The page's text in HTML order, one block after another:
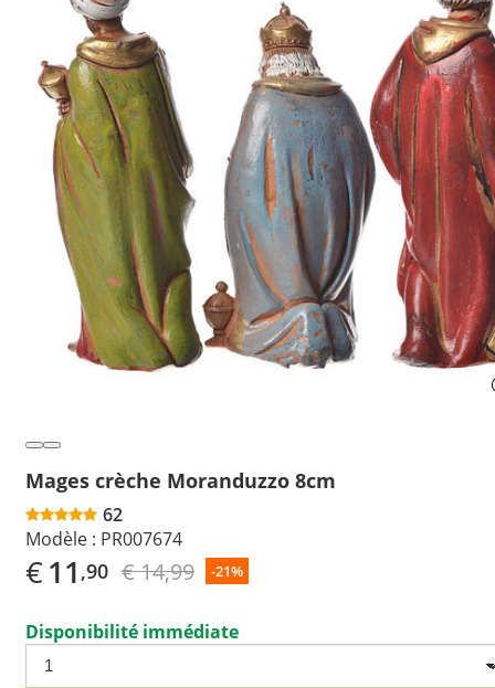
Mages crèche Moranduzzo 8cm
62
Modèle : PR007674
€11 ,90 € 14,99 -21%
Disponibilité immédiate